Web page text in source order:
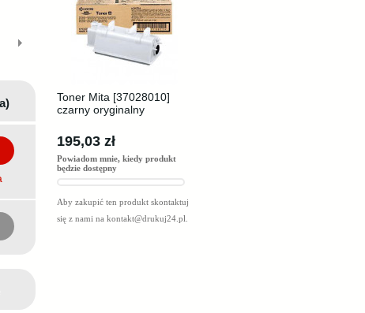
Toner Mita [37028010]
czarny oryginalny
195,03 zł
Powiadom mnie, kiedy produkt
będzie dostępny
Aby zakupić ten produkt skontaktuj
się z nami na kontakt@drukuj24.pl